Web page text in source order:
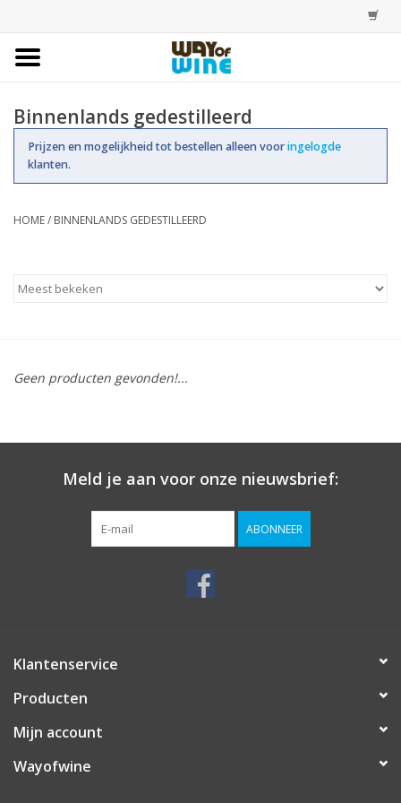
Bestellingen
Assortiment
Account
Binnenlands gedestilleerd
Prijzen en mogelijkheid tot bestellen alleen vooringelogde
klanten.
HOME/ BINNENLANDS GEDESTILLEERD
Geen producten gevonden!...
Meld je aan voor onze nieuwsbrief:
ABONNEER
Klantenservice
Producten
Mijn account
Wayofwine